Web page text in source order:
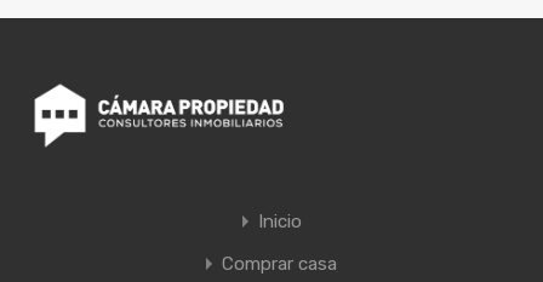
Inicio
Comprar casa